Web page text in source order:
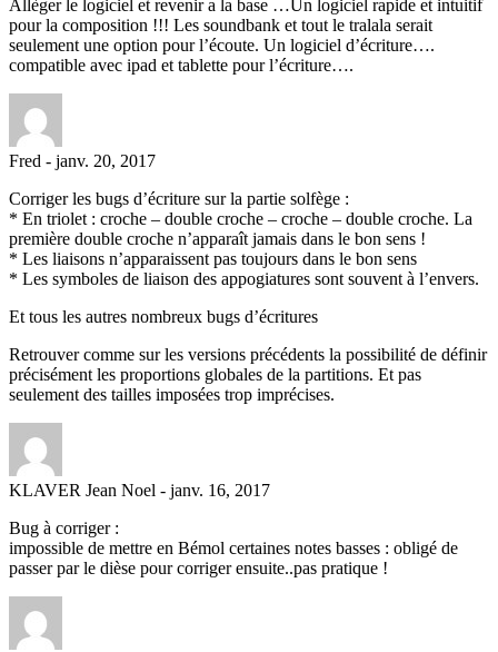
Allèger le logiciel et revenir a la base …Un logiciel rapide et intuitif
pour la composition !!! Les soundbank et tout le tralala serait
seulement une option pour l’écoute. Un logiciel d’écriture….
compatible avec ipad et tablette pour l’écriture….
Fred - janv. 20, 2017
Corriger les bugs d’écriture sur la partie solfège :
* En triolet : croche – double croche – croche – double croche. La
première double croche n’apparaît jamais dans le bon sens !
* Les liaisons n’apparaissent pas toujours dans le bon sens
* Les symboles de liaison des appogiatures sont souvent à l’envers.
Et tous les autres nombreux bugs d’écritures
Retrouver comme sur les versions précédents la possibilité de définir
précisément les proportions globales de la partitions. Et pas
seulement des tailles imposées trop imprécises.
KLAVER Jean Noel - janv. 16, 2017
Bug à corriger :
impossible de mettre en Bémol certaines notes basses : obligé de
passer par le dièse pour corriger ensuite..pas pratique !